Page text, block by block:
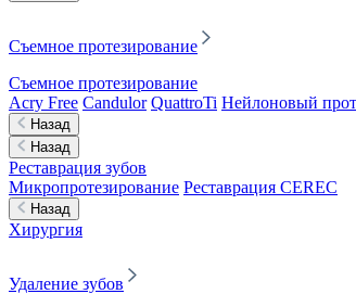
Съемное протезирование
Съемное протезирование
Acry Free Candulor QuattroTi Нейлоновый
Назад
Назад
Реставрация зубов
Микропротезирование Реставрация CEREC
Назад
Хирургия
Удаление зубов